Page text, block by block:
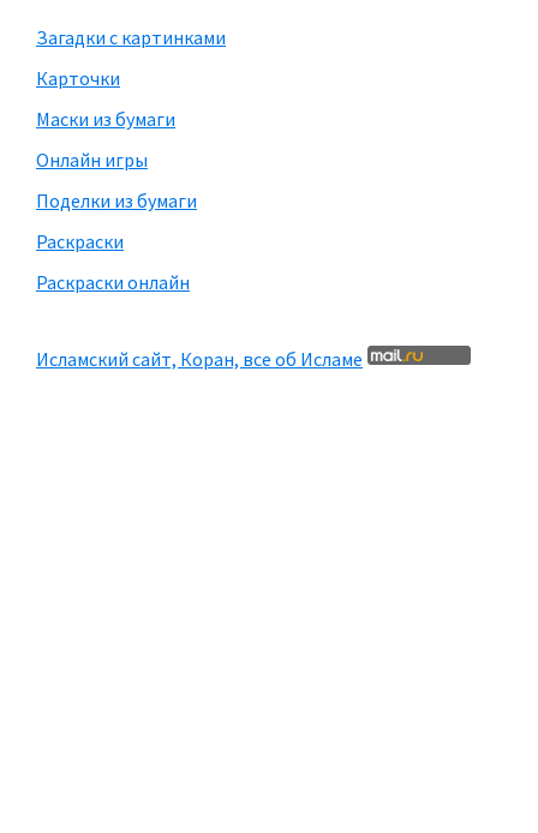
Загадки с картинками
Карточки
Маски из бумаги
Онлайн игры
Поделки из бумаги
Раскраски
Раскраски онлайн
Исламский сайт, Коран, все об Исламе